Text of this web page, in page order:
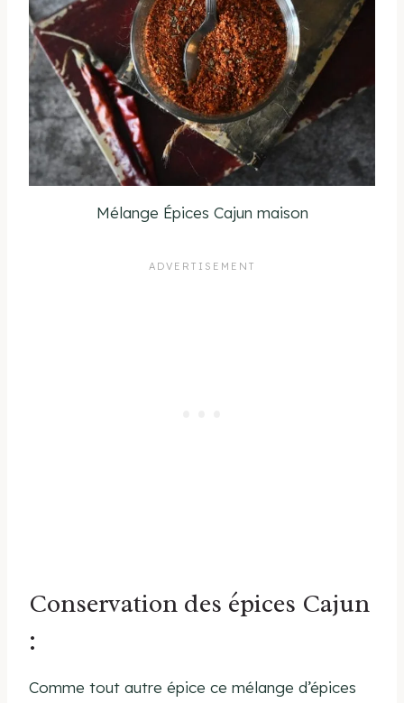
Mélange Épices Cajun maison
Conservation des épices Cajun
:
Comme tout autre épice ce mélange d’épices